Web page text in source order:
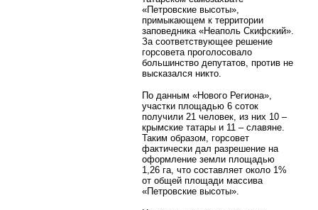
«Петровские высоты»,
примыкающем к территории
заповедника «Неаполь Скифский».
За соответствующее решение
горсовета проголосовало
большинство депутатов, против не
высказался никто.
По данным «Нового Региона»,
участки площадью 6 соток
получили 21 человек, из них 10 –
крымские татары и 11 – славяне.
Таким образом, горсовет
фактически дал разрешение на
оформление земли площадью
1,26 га, что составляет около 1%
от общей площади массива
«Петровские высоты».